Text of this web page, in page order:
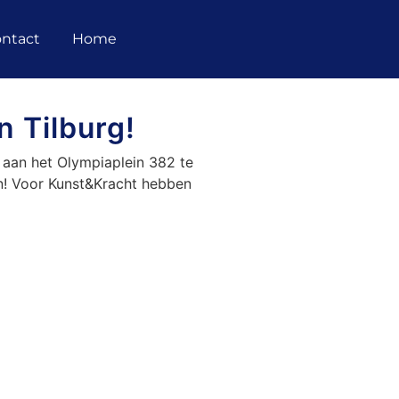
Home
Tilburg!
het Olympiaplein 382 te
Kunst&Kracht hebben